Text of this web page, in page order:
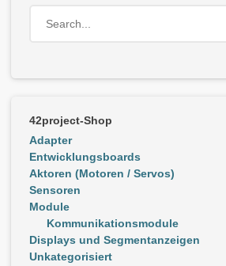
42project-Shop
Adapter
Entwicklungsboards
Aktoren (Motoren / Servos)
Sensoren
Module
Kommunikationsmodule
Displays und Segmentanzeigen
Unkategorisiert